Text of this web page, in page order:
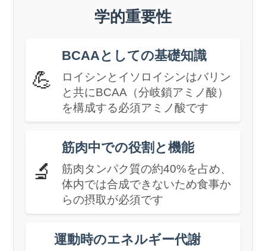
学的重要性
💪
BCAAとしての基礎知識
ロイシンとイソロイシンはバリン
と共にBCAA（分岐鎖アミノ酸）
を構成する必須アミノ酸です
🔬
筋肉中での役割と機能
筋肉タンパク質の約40%を占め、
体内では合成できないため食事か
らの摂取が必須です
運動時のエネルギー代謝